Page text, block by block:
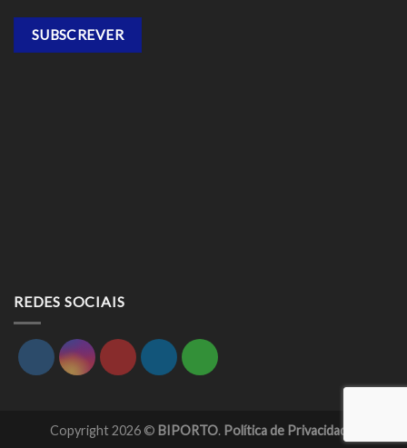
REDES SOCIAIS
Copyright 2026 © BIPORTO. Política de Privacidade.